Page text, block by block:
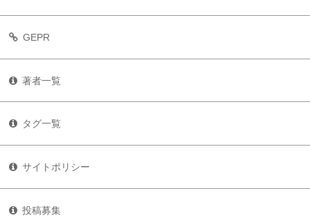
GEPR
著者一覧
タグ一覧
サイトポリシー
投稿募集